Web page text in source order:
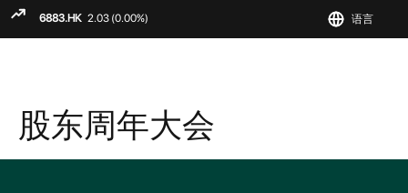
语言
股东周年大会